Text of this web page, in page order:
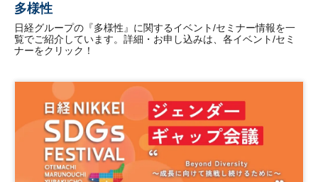
多様性
日経グループの『多様性』に関するイベント/セミナー情報を一
覧でご紹介しています。詳細・お申し込みは、各イベント/セミ
ナーをクリック！